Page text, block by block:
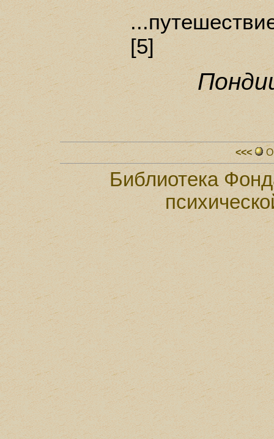
[5]
<<<
Библиотека